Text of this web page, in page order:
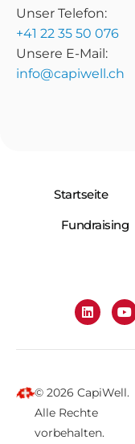
Unser Telefon:
+41 22 35 50 076
Unsere E-Mail:
info@capiwell.ch
Startseite
Fundraising
© 2026 CapiWell.
Alle Rechte
vorbehalten.